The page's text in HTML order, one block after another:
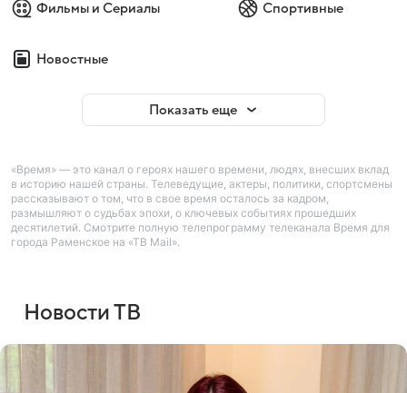
Фильмы и Сериалы Спортивные
Новостные
Показать еще
«Время» — это канал о героях нашего времени, людях, внесших вклад
в историю нашей страны. Телеведущие, актеры, политики, спортсмены
рассказывают о том, что в свое время осталось за кадром,
размышляют о судьбах эпохи, о ключевых событиях прошедших
десятилетий. Смотрите полную телепрограмму телеканала Время для
города Раменское на «ТВ Mail».
Новости ТВ